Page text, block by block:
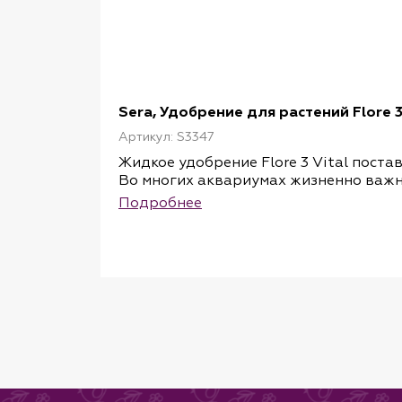
Sera, Удобрение для растений
Артикул: S3347
Жидкое удобрение Flore 3 Vital
Во многих аквариумах жизненно
рост растений, не происходит
предотвращает эти опасные
Подробнее